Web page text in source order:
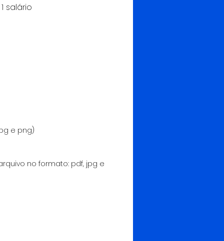
salário
e png)
no formato: pdf, jpg e